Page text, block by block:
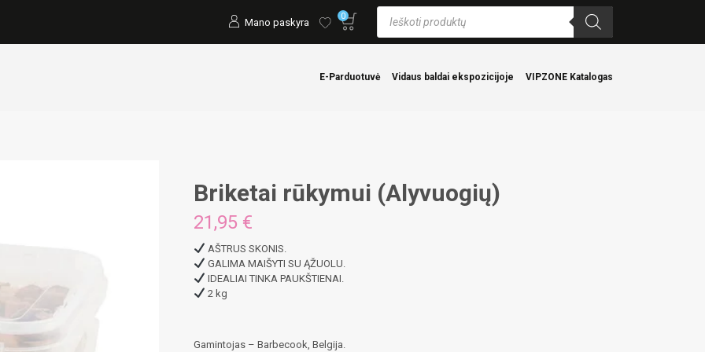
Mano paskyra 0
Products
search
E-Parduotuvė Vidaus baldai ekspozicijoje VIPZONE Katalogas
Briketai rūkymui (Alyvuogių)
21,95 €
AŠTRUS SKONIS.
GALIMA MAIŠYTI SU ĄŽUOLU.
IDEALIAI TINKA PAUKŠTIENAI.
2 kg
Gamintojas – Barbecook, Belgija.